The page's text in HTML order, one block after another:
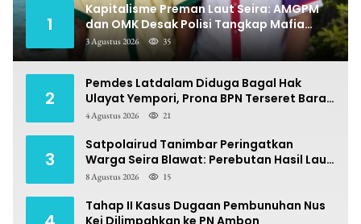
1
Kapitalisme Preman Laut Seira: AMGPM
dan OMK Desak Polisi Tangkap Mafia
Pungli
3 Agustus 2026 35
2
Pemdes Latdalam Diduga Bagal Hak
Ulayat Yempori, Prona BPN Terseret Bara
Sengketa
4 Agustus 2026 21
3
Satpolairud Tanimbar Peringatkan
Warga Seira Blawat: Perebutan Hasil Laut
Berpotensi Pidana
8 Agustus 2026 15
Tahap II Kasus Dugaan Pembunuhan Nus